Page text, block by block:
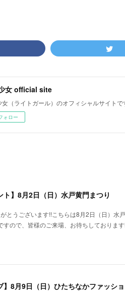
女 official site
（ライトガール）のオフィシャルサイトで
ォロー
】8月2日（日）水戸黄門まつり
とうございます!!こちらは8月2日（日）水
すので、皆様のご来場、お待ちしておりま
8月9日（日）ひたちなかファッシ